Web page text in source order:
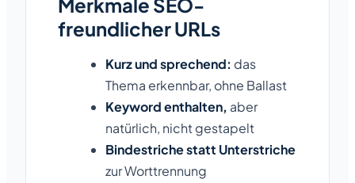
Merkmale SEO-
freundlicher URLs
Kurz und sprechend: das
Thema erkennbar, ohne Ballast
Keyword enthalten, aber
natürlich, nicht gestapelt
Bindestriche statt Unterstriche
zur Worttrennung